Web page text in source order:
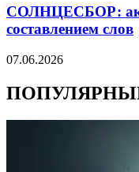
СОЛНЦЕСБОР:
составлением слов
07.06.2026